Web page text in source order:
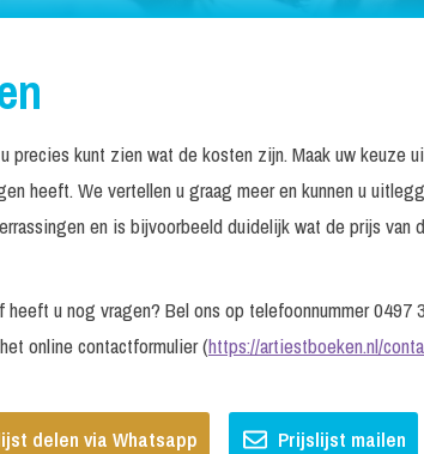
precies kunt zien wat de kosten zijn. Maak uw keuze
heeft. We vertellen u graag meer en kunnen u
en is bijvoorbeeld duidelijk wat de prijs van
u nog vragen? Bel ons op telefoonnummer 0497
online contactformulier (https://artiestboeken.nl/
delen via Whatsapp Prijslijst mailen